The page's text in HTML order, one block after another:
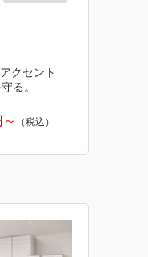
クセント
る。